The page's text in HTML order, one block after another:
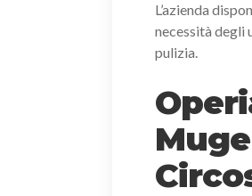
L’azienda
necessità degli
pulizia.